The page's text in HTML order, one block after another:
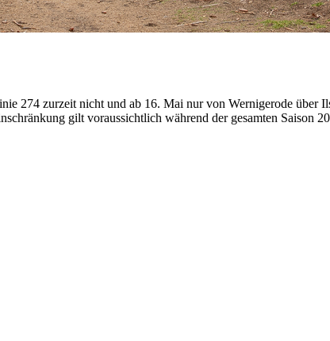
274 zurzeit nicht und ab 16. Mai nur von Wernigerode über
gilt voraussichtlich während der gesamten Saison